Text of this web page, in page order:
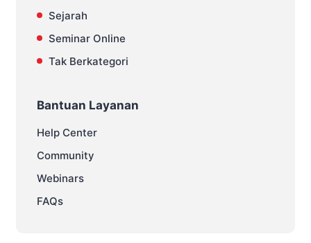
Sejarah
Seminar Online
Tak Berkategori
Bantuan Layanan
Help Center
Community
Webinars
FAQs